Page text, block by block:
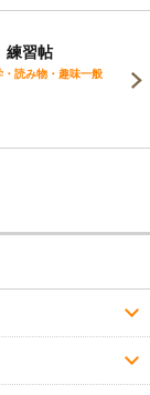
練習帖
・読み物・趣味一般